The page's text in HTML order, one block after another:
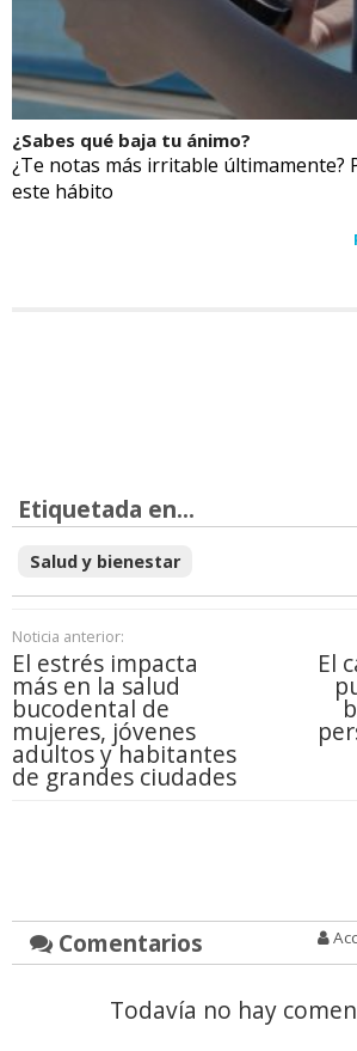
¿Sabes qué baja tu ánimo?
¿Te notas más irritable últimamente?
este hábito
Etiquetada en...
Salud y bienestar
Noticia anterior:
El estrés impacta
más en la salud
bucodental de
mujeres, jóvenes
adultos y habitantes
de grandes ciudades
El
Comentarios
Todavía no hay